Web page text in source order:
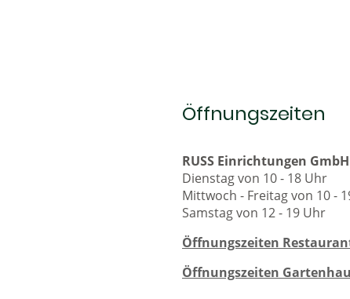
Öffnungszeiten
RUSS Einrichtungen GmbH
Dienstag von 10 - 18 Uhr
Mittwoch - Freitag von 10 -
Samstag von 12 - 19 Uhr
Öffnungszeiten
Öffnungszeiten